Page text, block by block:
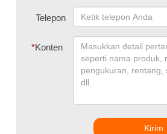
Telepon
*Konten
Kirim